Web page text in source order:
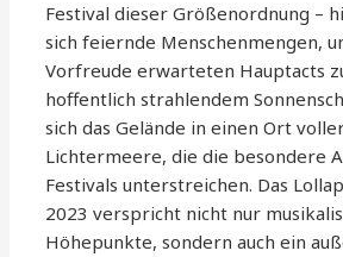
Festival dieser Größenordnung –
sich feiernde Menschenmengen,
Vorfreude erwarteten Hauptacts
hoffentlich strahlendem
sich das Gelände in einen Ort
Lichtermeere, die die besondere
Festivals unterstreichen. Das
2023 verspricht nicht nur
Höhepunkte, sondern auch ein